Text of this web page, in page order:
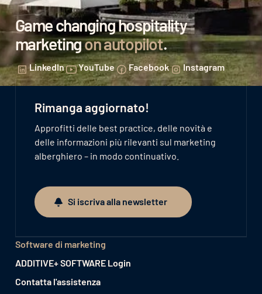
Game changing hospitality
marketingon autopilot.
LinkedIn YouTube Facebook Instagram
Rimanga aggiornato!
Approfitti delle best practice, delle novità e
delle informazioni più rilevanti sul marketing
alberghiero – in modo continuativo.
Si iscriva alla newsletter
Si iscriva alla newsletter
Software di marketing
ADDITIVE+ SOFTWARE Login
Contatta l'assistenza